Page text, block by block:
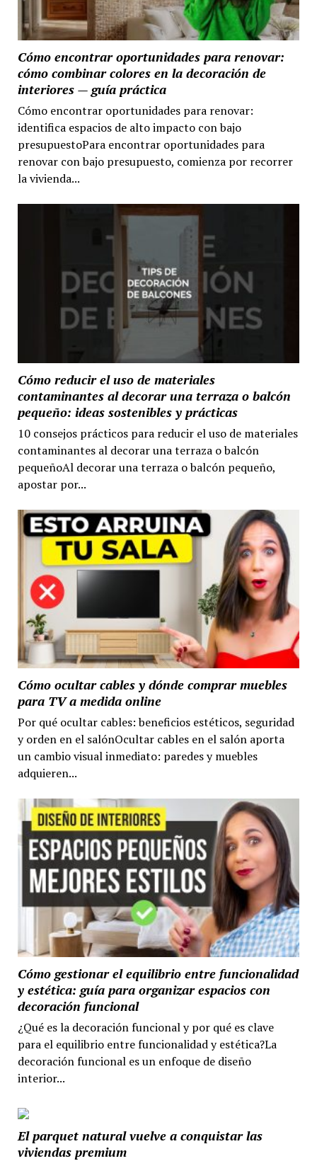
Cómo encontrar oportunidades para renovar:
cómo combinar colores en la decoración de
interiores — guía práctica
Cómo encontrar oportunidades para renovar:
identifica espacios de alto impacto con bajo
presupuestoPara encontrar oportunidades para
renovar con bajo presupuesto, comienza por recorrer
la vivienda...
Cómo reducir el uso de materiales
contaminantes al decorar una terraza o balcón
pequeño: ideas sostenibles y prácticas
10 consejos prácticos para reducir el uso de materiales
contaminantes al decorar una terraza o balcón
pequeñoAl decorar una terraza o balcón pequeño,
apostar por...
Cómo ocultar cables y dónde comprar muebles
para TV a medida online
Por qué ocultar cables: beneficios estéticos, seguridad
y orden en el salónOcultar cables en el salón aporta
un cambio visual inmediato: paredes y muebles
adquieren...
Cómo gestionar el equilibrio entre funcionalidad
y estética: guía para organizar espacios con
decoración funcional
¿Qué es la decoración funcional y por qué es clave
para el equilibrio entre funcionalidad y estética?La
decoración funcional es un enfoque de diseño
interior...
El parquet natural vuelve a conquistar las
viviendas premium